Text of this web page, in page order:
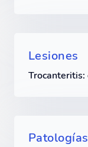
Lesiones
Trocanteritis: